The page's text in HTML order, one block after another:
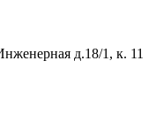
д.18/1, к. 11